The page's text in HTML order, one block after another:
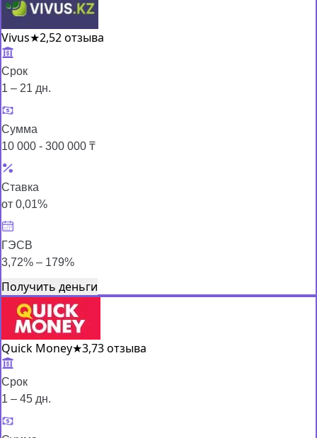
Vivus★2,52 отзыва
Срок
1 – 21 дн.
Сумма
10 000 - 300 000 ₸
Ставка
от 0,01%
ГЭСВ
3,72% – 179%
Получить деньги
Quick Money★3,73 отзыва
Срок
1 – 45 дн.